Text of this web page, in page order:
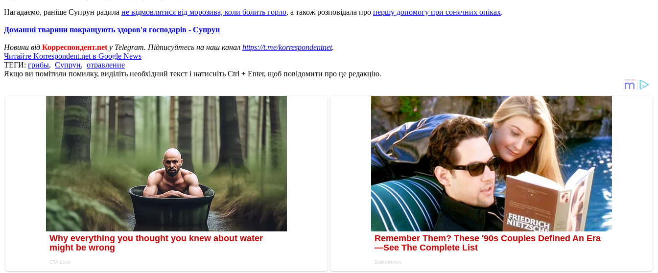
Нагадаємо, раніше Супрун радила не відмовлятися від морозива, коли болить горло, а також розповідала про першу допомогу при сонячних опіках.
Домашні тварини покращують здоров'я господарів - Супрун
Новини від Корреспондент.net у Telegram. Підписуйтесь на наш канал https://t.me/korrespondentnet.
Читайте Korrespondent.net в Google News
ТЕГИ: грибы, Супрун, отравление
Якщо ви помітили помилку, виділіть необхідний текст і натисніть Ctrl + Enter, щоб повідомити про це редакцію.